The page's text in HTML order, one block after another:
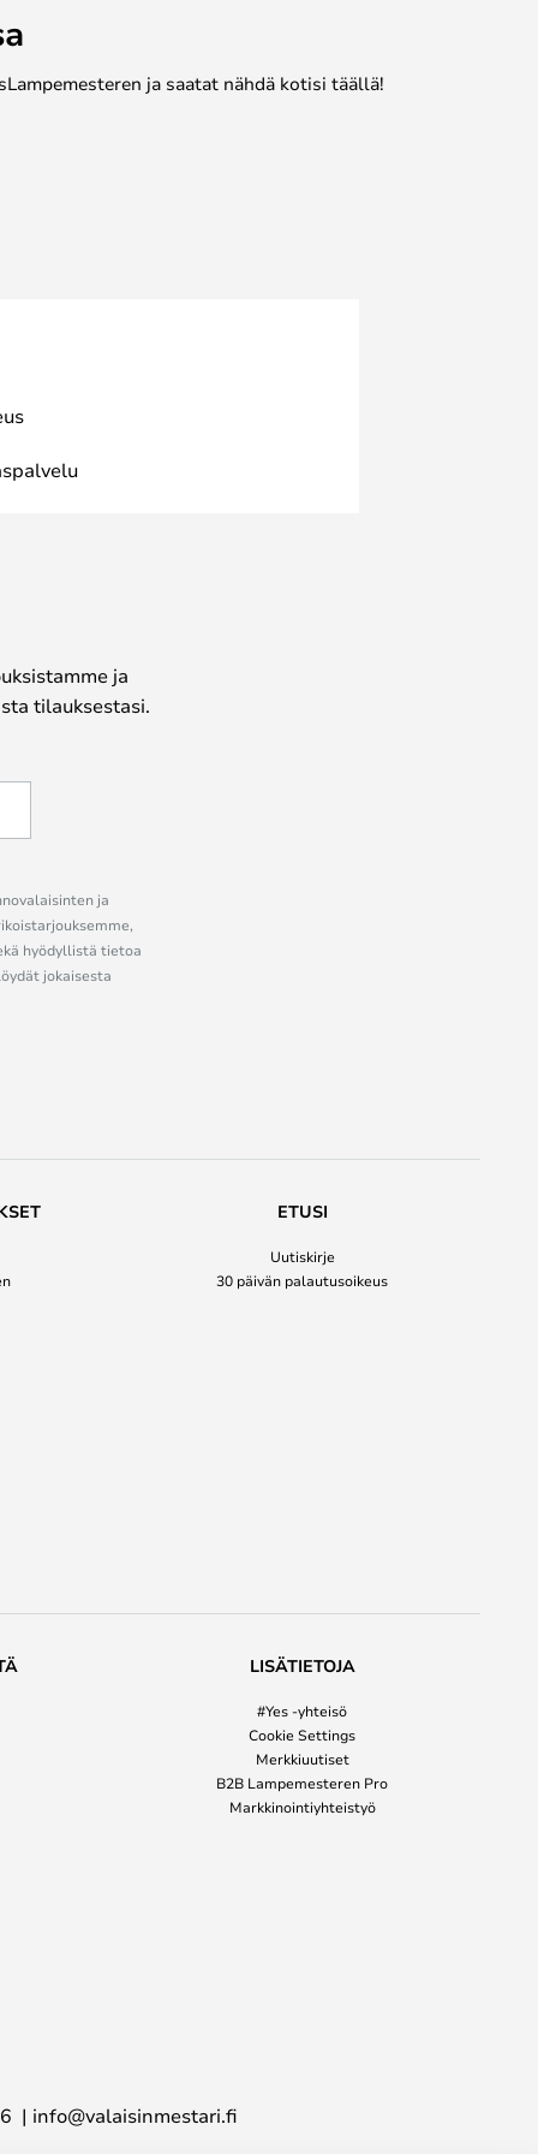
ja saatat nähdä kotisi täällä!
ja
tilauksestasi.
ja
hyödyllistä tietoa
jokaisesta
ETUSI
Uutiskirje
30 päivän palautusoikeus
LISÄTIETOJA
#Yes -yhteisö
Cookie Settings
Merkkiuutiset
B2B Lampemesteren Pro
Markkinointiyhteistyö
info@valaisinmestari.fi